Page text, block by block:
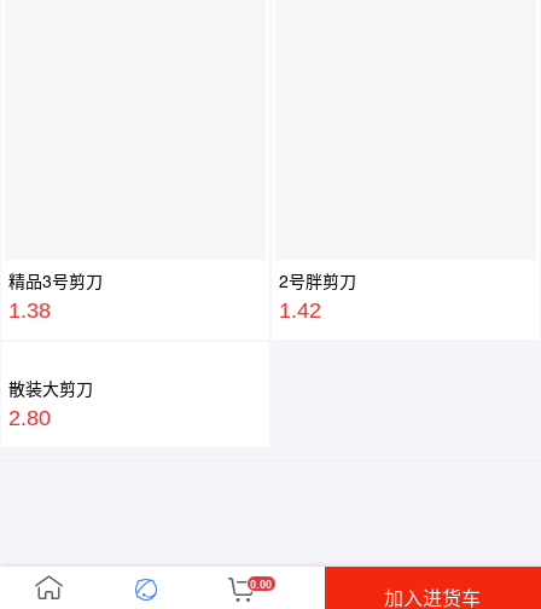
0.00 加入进货车
精品3号剪刀
1.38
2号胖剪刀
1.42
散装大剪刀
2.80